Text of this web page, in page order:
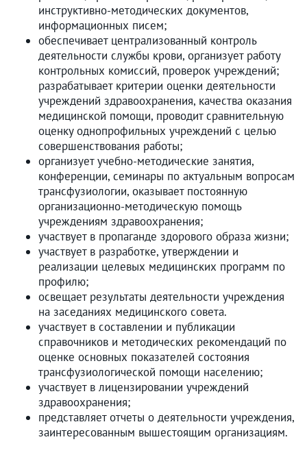
инструктивно-методических документов,
информационных писем;
обеспечивает централизованный контроль
деятельности службы крови, организует работу
контрольных комиссий, проверок учреждений;
разрабатывает критерии оценки деятельности
учреждений здравоохранения, качества оказания
медицинской помощи, проводит сравнительную
оценку однопрофильных учреждений с целью
совершенствования работы;
организует учебно-методические занятия,
конференции, семинары по актуальным вопросам
трансфузиологии, оказывает постоянную
организационно-методическую помощь
учреждениям здравоохранения;
участвует в пропаганде здорового образа жизни;
участвует в разработке, утверждении и
реализации целевых медицинских программ по
профилю;
освещает результаты деятельности учреждения
на заседаниях медицинского совета.
участвует в составлении и публикации
справочников и методических рекомендаций по
оценке основных показателей состояния
трансфузиологической помощи населению;
участвует в лицензировании учреждений
здравоохранения;
представляет отчеты о деятельности учреждения,
заинтересованным вышестоящим организациям.